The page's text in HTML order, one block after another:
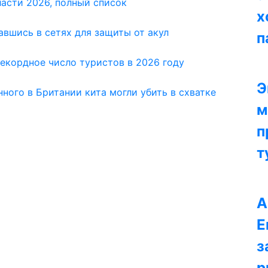
в сетях для защиты от акул
число туристов в 2026 году
в Британии кита могли убить в схватке